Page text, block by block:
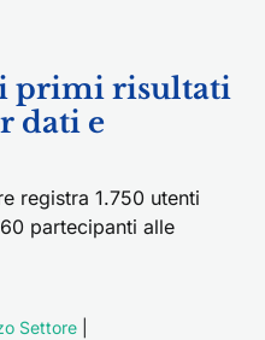
i primi risultati
dati e
registra 1.750 utenti
partecipanti alle
Settore